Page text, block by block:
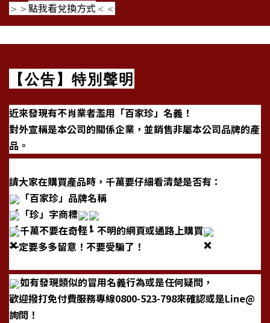
＞＞點我看兌換方式 ＜＜
【公告】特別聲明
近來發現有不肖業者濫用「百家珍」名義！
對外宣稱是本公司的關係企業，並銷售非屬本公司品牌的產
品。
請大家在購買產品時， 千萬要仔細看清楚是否有：
「百家珍」品牌名稱
「珍」字商標
千萬不要在奇怪、不明的網頁或通路上購買
一定要多多留意！不要受騙了！
如有發現類似的冒用名義行為或是任何疑問，
歡迎撥打免付費服務專線0800-523-798來確認或是Line@
詢問！